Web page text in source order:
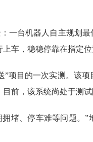
台机器人自主规划最
车，稳稳停靠在指定
目的一次实测。该项
前，该系统尚处于测
、停车难等问题。”